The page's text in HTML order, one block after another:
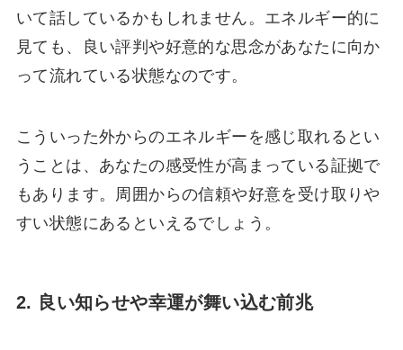
いて話しているかもしれません。エネルギー的に
見ても、良い評判や好意的な思念があなたに向か
って流れている状態なのです。
こういった外からのエネルギーを感じ取れるとい
うことは、あなたの感受性が高まっている証拠で
もあります。周囲からの信頼や好意を受け取りや
すい状態にあるといえるでしょう。
2. 良い知らせや幸運が舞い込む前兆